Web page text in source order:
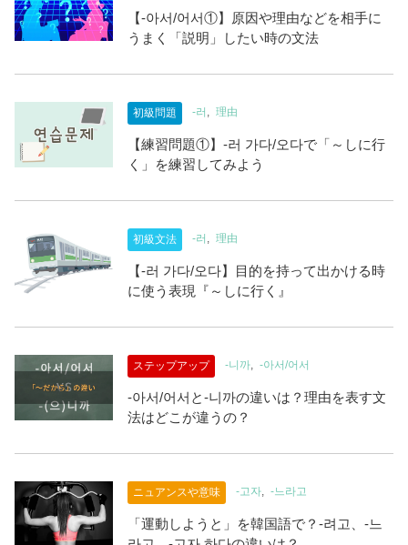
【-아서/어서①】原因や理由などを相手に
うまく「説明」したい時の文法
初級問題 -러 理由
【練習問題①】-러 가다/오다で「～しに行
く」を練習してみよう
初級文法 -러 理由
【-러 가다/오다】目的を持って出かける時
に使う表現『～しに行く』
ステップアップ -니까 -아서/어서
-아서/어서と-니까の違いは？理由を表す文
法はどこが違うの？
ニュアンスや意味 -고자 -느라고
「運動しようと」を韓国語で？-려고、-느